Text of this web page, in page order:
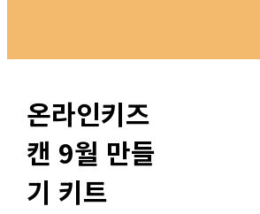
온라인키즈
캔 9월 만들
기 키트